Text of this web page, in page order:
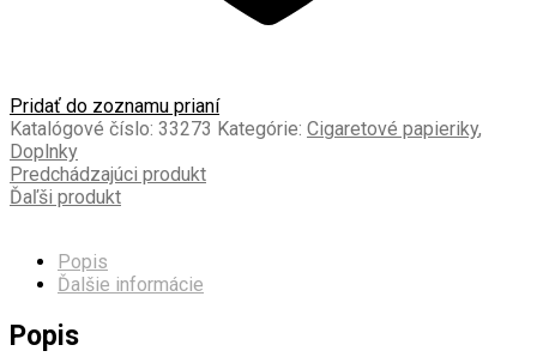
Pridať do zoznamu prianí
Katalógové číslo: 33273 Kategórie: Cigaretové papieriky,
Doplnky
Predchádzajúci produkt
Ďaľši produkt
Popis
Ďalšie informácie
Popis